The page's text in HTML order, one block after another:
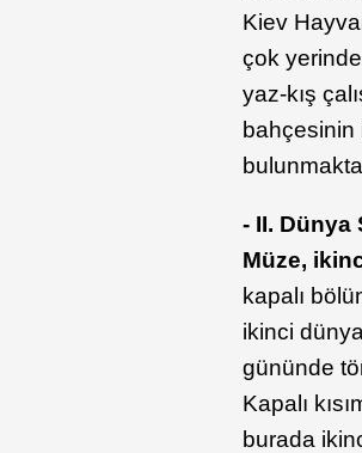
Kiev
çok
yaz-kış
- II. Dünya
Müze,
kapalı
ikinci
gününde
Kapalı
burada